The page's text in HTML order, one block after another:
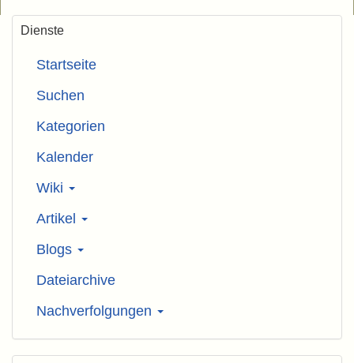
Dienste
Startseite
Suchen
Kategorien
Kalender
Wiki
Artikel
Blogs
Dateiarchive
Nachverfolgungen